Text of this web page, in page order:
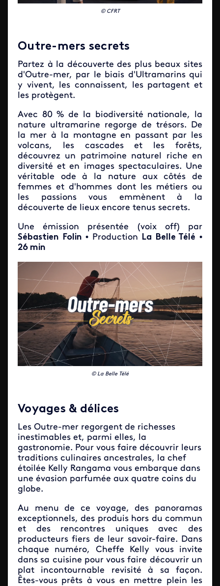
© CFRT
Outre-mers secrets
Partez à la découverte des plus beaux sites
d'Outre-mer, par le biais d'Ultramarins qui
y vivent, les connaissent, les partagent et
les protègent.
Avec 80 % de la biodiversité nationale, la
nature ultramarine regorge de trésors. De
la mer à la montagne en passant par les
volcans, les cascades et les forêts,
découvrez un patrimoine naturel riche en
diversité et en images spectaculaires. Une
véritable ode à la nature aux côtés de
femmes et d'hommes dont les métiers ou
les passions vous emmènent à la
découverte de lieux encore tenus secrets.
Une émission présentée (voix off) par
Sébastien Folin • Production La Belle Télé •
26 min
© La Belle Télé
Voyages & délices
Les Outre-mer regorgent de richesses
inestimables et, parmi elles, la
gastronomie. Pour vous faire découvrir leurs
traditions culinaires ancestrales, la chef
étoilée Kelly Rangama vous embarque dans
une évasion parfumée aux quatre coins du
globe.
Au menu de ce voyage, des panoramas
exceptionnels, des produis hors du commun
et des rencontres uniques avec des
producteurs fiers de leur savoir-faire. Dans
chaque numéro, Cheffe Kelly vous invite
dans sa cuisine pour vous faire découvrir un
plat incontournable revisité à sa façon.
Êtes-vous prêts à vous en mettre plein les